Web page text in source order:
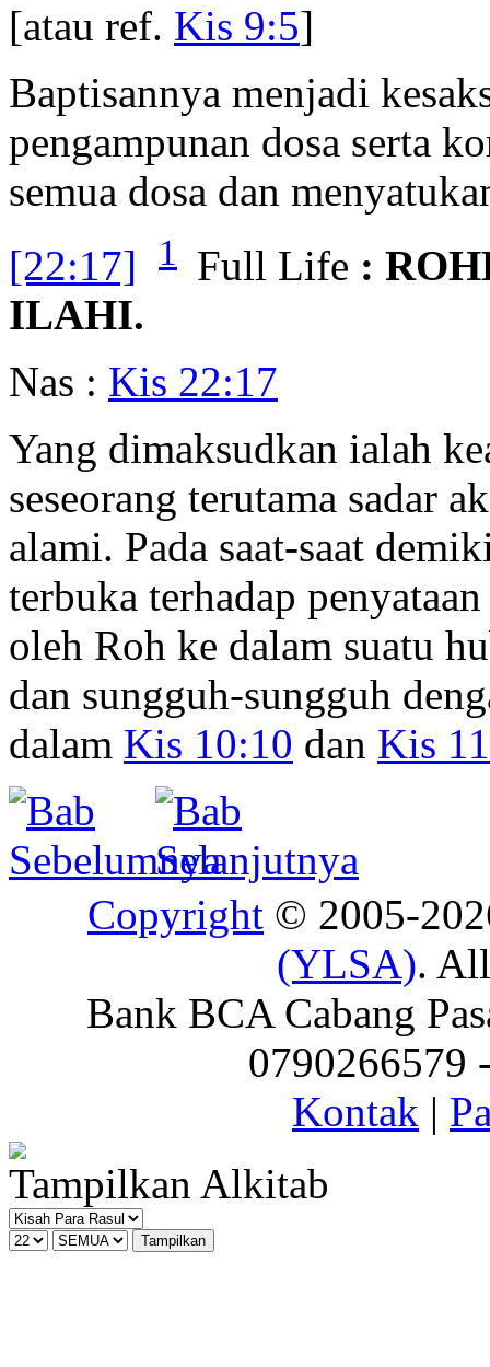
[atau ref. Kis 9:5]
Baptisannya menjadi
pengampunan dosa serta
semua dosa dan
[22:17]
1 Full Life :
ILAHI.
Nas : Kis 22:17
Yang dimaksudkan ialah
seseorang terutama sadar
alami. Pada saat-saat
terbuka terhadap
oleh Roh ke dalam suatu
dan sungguh-sungguh
dalam Kis 10:10 dan Kis
Copyright © 2005-
(YLSA).
Bank BCA Cabang
0790266579
Kontak |
Tampilkan Alkitab